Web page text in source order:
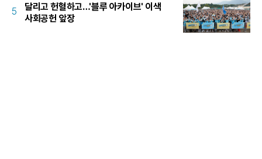
5
달리고 헌혈하고…'블루 아카이브' 이색
사회공헌 앞장